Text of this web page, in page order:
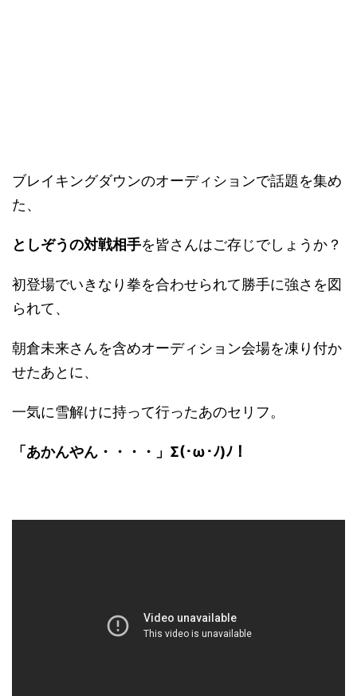
ブレイキングダウンのオーディションで話題を集め
た、
としぞうの対戦相手を皆さんはご存じでしょうか？
初登場でいきなり拳を合わせられて勝手に強さを図
られて、
朝倉未来さんを含めオーディション会場を凍り付か
せたあとに、
一気に雪解けに持って行ったあのセリフ。
「あかんやん・・・・」Σ(･ω･ﾉ)ﾉ！